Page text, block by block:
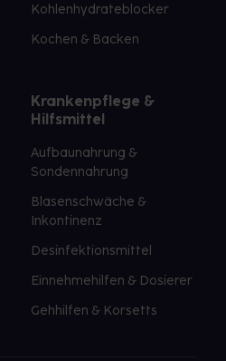
Kohlenhydrateblocker
Kochen & Backen
Krankenpflege &
Hilfsmittel
Aufbaunahrung &
Sondennahrung
Blasenschwäche &
Inkontinenz
Desinfektionsmittel
Einnehmehilfen & Dosierer
Gehhilfen & Korsetts